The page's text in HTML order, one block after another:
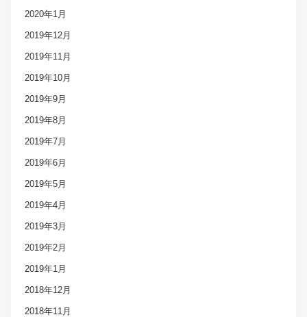
2020年1月
2019年12月
2019年11月
2019年10月
2019年9月
2019年8月
2019年7月
2019年6月
2019年5月
2019年4月
2019年3月
2019年2月
2019年1月
2018年12月
2018年11月